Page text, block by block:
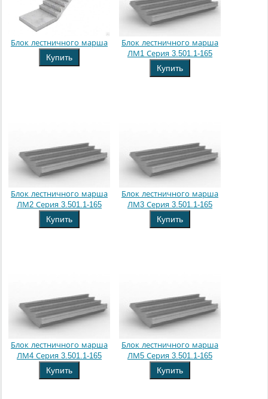
Блок лестничного марша
Купить
Блок лестничного марша
ЛМ1 Серия 3.501.1-165
Купить
Блок лестничного марша
ЛМ2 Серия 3.501.1-165
Купить
Блок лестничного марша
ЛМ3 Серия 3.501.1-165
Купить
Блок лестничного марша
ЛМ4 Серия 3.501.1-165
Купить
Блок лестничного марша
ЛМ5 Серия 3.501.1-165
Купить